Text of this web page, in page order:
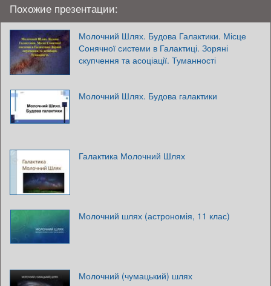
Похожие презентации:
Молочний Шлях. Будова Галактики. Місце
Сонячної системи в Галактиці. Зоряні
скупчення та асоціації. Туманності
Молочний Шлях. Будова галактики
Галактика Молочний Шлях
Молочний шлях (астрономія, 11 клас)
Молочний (чумацький) шлях